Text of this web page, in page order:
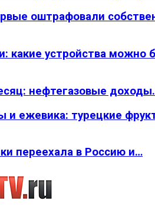
оштрафовали
какие устройства можно
нефтегазовые
и ежевика: турецкие
переехала в Россию и…